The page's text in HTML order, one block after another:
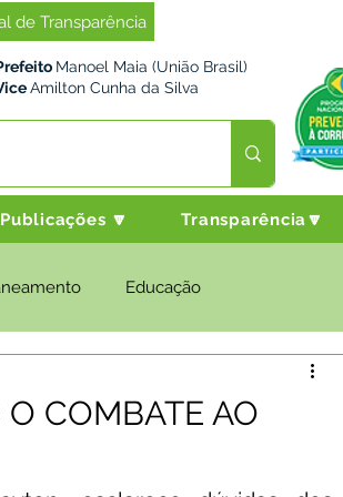
de Transparência
Manoel Maia (União Brasil)
Amilton Cunha da Silva
Publicações 🔽 Transparência🔽
Educação
Desporto Cultura e Lazer
COMBATE AO